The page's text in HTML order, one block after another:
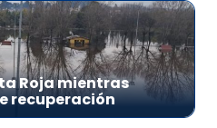
Roja mientras
recuperación